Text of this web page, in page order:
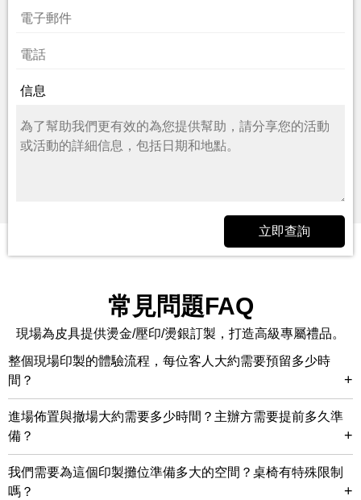
信息
立即查詢
整個現場印製的體驗流程，每位客人大約需要預留多少時
間？
+
進場佈置與撤場大約需要多少時間？主辦方需要提前多久準
備？
+
我們需要為這個印製攤位準備多大的空間？桌椅有特殊限制
嗎？
+
常見問題FAQ
現場為皮具提供燙金/壓印/燙銀訂製，打造高級專屬禮品。